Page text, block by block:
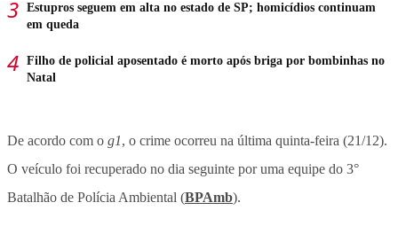
Estupros seguem em alta no estado de SP; homicídios continuam
em queda
Filho de policial aposentado é morto após briga por bombinhas no
Natal
De acordo com o g1, o crime ocorreu na última quinta-feira (21/12).
O veículo foi recuperado no dia seguinte por uma equipe do 3°
Batalhão de Polícia Ambiental (BPAmb).